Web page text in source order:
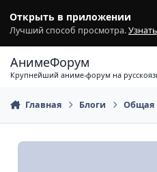
Открыть в приложении
Лучший способ просмотра.
АнимеФорум
Крупнейший аниме-форум на
Главная Блоги Общая